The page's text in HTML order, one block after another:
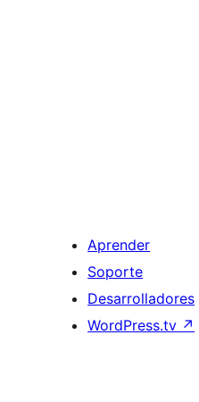
Aprender
Soporte
Desarrolladores
WordPress.tv ↗